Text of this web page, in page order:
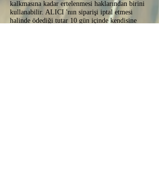
kalkmasına kadar ertelenmesi haklarından birini
kullanabilir. ALICI 'nın siparişi iptal etmesi
halinde ödediği tutar 10 gün içinde kendisine